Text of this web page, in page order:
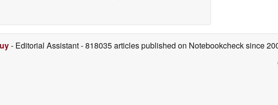
- Editorial Assistant- 818035 articles published on Notebookchecksince